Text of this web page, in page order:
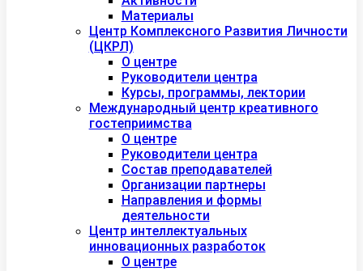
Материалы
Центр Комплексного Развития Личности
(ЦКРЛ)
О центре
Руководители центра
Курсы, программы, лектории
Международный центр креативного
гостеприимства
О центре
Руководители центра
Состав преподавателей
Организации партнеры
Направления и формы
деятельности
Центр интеллектуальных
инновационных разработок
О центре